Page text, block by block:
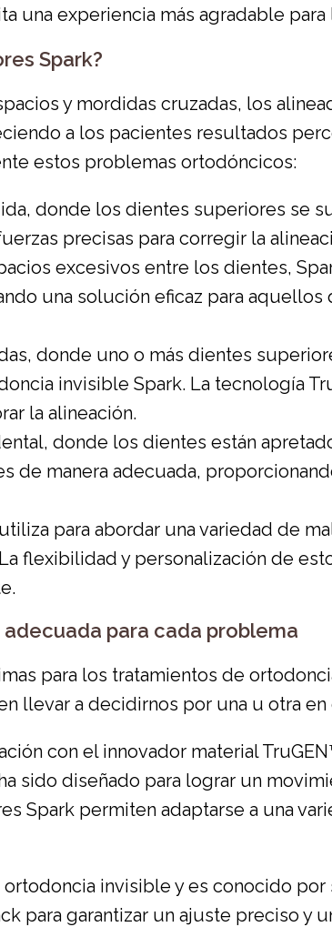
una experiencia más agradable
Spark?
y mordidas cruzadas, los
a los pacientes resultados
estos problemas ortodóncicos:
donde los dientes superiores se
precisas para corregir la
excesivos entre los dientes,
una solución eficaz para
donde uno o más dientes
invisible Spark. La tecnología
la alineación.
donde los dientes están
de manera adecuada,
para abordar una variedad de
flexibilidad y personalización de
para cada problema
para los tratamientos de
llevar a decidirnos por una u otra en
con el innovador material
sido diseñado para lograr un
Spark permiten adaptarse a una
invisible y es conocido
para garantizar un ajuste preciso y